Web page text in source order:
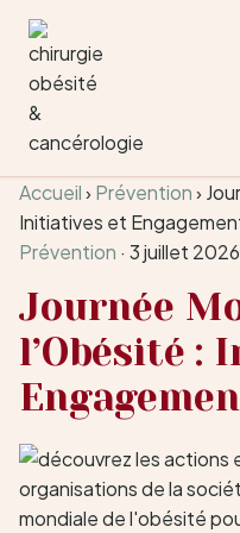
Aller au contenu
Accueil› Prévention›
Initiatives et
Prévention · 3 juillet 2026
Journée
l’Obésité :